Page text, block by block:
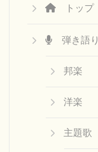
トップ
弾き語り
邦楽
洋楽
主題歌